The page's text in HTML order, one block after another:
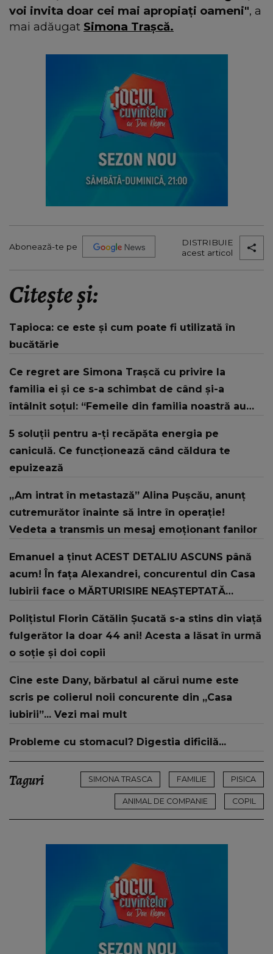
voi invita doar cei mai apropiați oameni", a
mai adăugat Simona Trașcă.
Abonează-te pe
DISTRIBUIE
acest articol
Citește și:
Tapioca: ce este și cum poate fi utilizată în
bucătărie
Ce regret are Simona Trașcă cu privire la
familia ei și ce s-a schimbat de când și-a
întâlnit soțul: “Femeile din familia noastră au
5 soluții pentru a-ți recăpăta energia pe
caniculă. Ce funcționează când căldura te
epuizează
„Am intrat în metastază” Alina Pușcău, anunț
cutremurător înainte să intre în operație!
Vedeta a transmis un mesaj emoționant fanilor
Emanuel a ținut ACEST DETALIU ASCUNS până
acum! În fața Alexandrei, concurentul din Casa
Iubirii face o MĂRTURISIRE NEAȘTEPTATĂ
te iubesc pentru că..."
Polițistul Florin Cătălin Șucată s-a stins din viață
fulgerător la doar 44 ani! Acesta a lăsat în urmă
o soție și doi copii
Cine este Dany, bărbatul al cărui nume este
scris pe colierul noii concurente din „Casa
iubirii”... Vezi mai mult
Probleme cu stomacul? Digestia dificilă...
Taguri SIMONA TRASCA FAMILIE PISICA
ANIMAL DE COMPANIE COPIL